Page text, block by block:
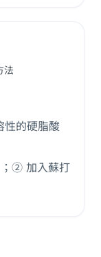
法
的硬脂酸
② 加入蘇打